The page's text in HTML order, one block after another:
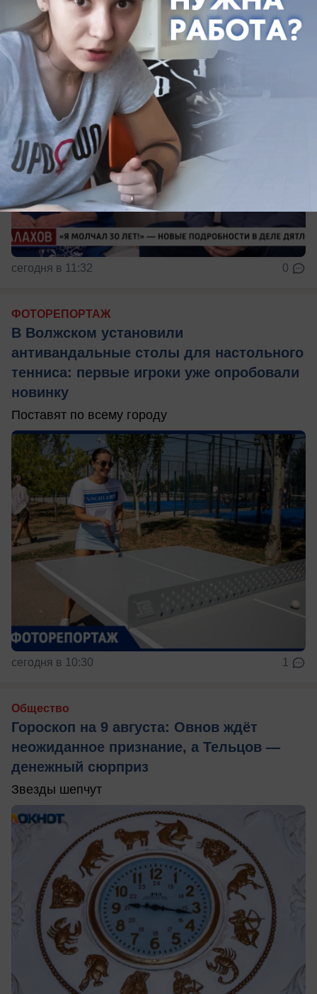
В эфире ток-шоу
сегодня в 11:32 0
ФОТОРЕПОРТАЖ
В Волжском установили
антивандальные столы для настольного
тенниса: первые игроки уже опробовали
новинку
Поставят по всему городу
сегодня в 10:30 1
Общество
Гороскоп на 9 августа: Овнов ждёт
неожиданное признание, а Тельцов —
денежный сюрприз
Звезды шепчут